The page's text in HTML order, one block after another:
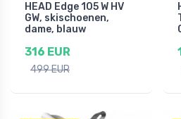
HEAD Edge 105 W HV
GW, skischoenen,
dame, blauw
316 EUR
499 EUR